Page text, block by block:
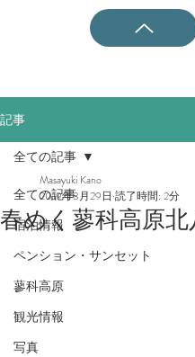
記事
全ての記事
宿泊情報
ペンション・サンセット
蓼科高原
観光情報
写真
全ての記事
春めく蓼科高原
Masayuki Kano
2019年3月29日 読了時間: 2分